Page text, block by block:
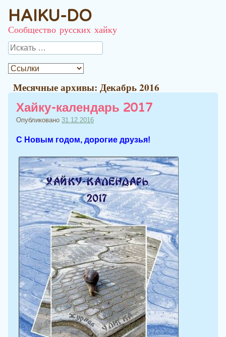
HAIKU-DO
Сообщество русских хайку
Поиск
Месячные архивы: Декабрь 2016
Хайку-календарь 2017
Опубликовано 31.12.2016
С Новым годом, дорогие друзья!